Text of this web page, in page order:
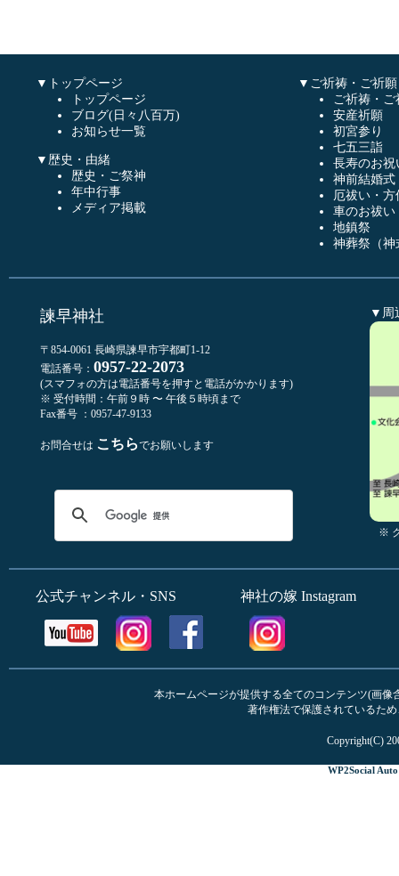
▼トップページ
トップページ
ブログ(日々八百万)
お知らせ一覧
▼歴史・由緒
歴史・ご祭神
年中行事
メディア掲載
▼ご祈祷・ご祈願
ご祈祷・
安産祈願
初宮参り
七五三詣
長寿のお祝
神前結婚式
厄祓い・方
車のお祓い
地鎮祭
神葬祭（神
諫早神社
〒854-0061 長崎県諫早市宇都町1-12
電話番号： 0957-22-2073
(スマフォの方は電話番号を押すと電話がかかります)
※ 受付時間：午前９時 〜 午後５時頃まで
Fax番号 ：0957-47-9133
お問合せは こちらでお願いします
▼周
※
公式チャンネル・SNS 神社の嫁 Instagram
本ホームページが提供する全てのコンテンツ(画
著作権法で保護されているた
Copyright(C)
WP2Social